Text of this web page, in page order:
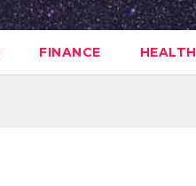
FINANCE HEALTH